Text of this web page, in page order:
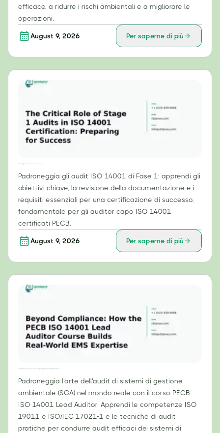
efficace, a ridurre i rischi ambientali e a migliorare le
operazioni.
August 9, 2026 Per saperne di più
Padroneggia gli audit ISO 14001 di Fase 1: apprendi gli
obiettivi chiave, la revisione della documentazione e i
requisiti essenziali per una certificazione di successo,
fondamentale per gli auditor capo ISO 14001
certificati PECB.
August 9, 2026 Per saperne di più
Padroneggia l'arte dell'audit di sistemi di gestione
ambientale (SGA) nel mondo reale con il corso PECB
ISO 14001 Lead Auditor. Apprendi le competenze ISO
19011 e ISO/IEC 17021-1 e le tecniche di audit
pratiche per condurre audit efficaci dei sistemi di